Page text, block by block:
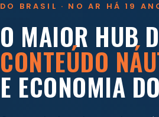
DO BRASIL · NO AR HÁ 19
O MAIOR HUB
CONTEÚDO
E ECONOMIA